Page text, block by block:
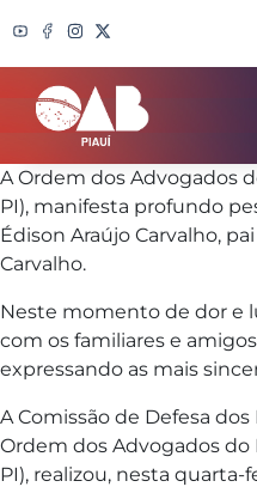
Search
A Ordem dos Advogados
PI), manifesta profundo
Édison Araújo Carvalho,
Carvalho.
Neste momento de dor e
com os familiares e
expressando as mais
A Comissão de Defesa
Ordem dos Advogados do
PI), realizou, nesta quarta-